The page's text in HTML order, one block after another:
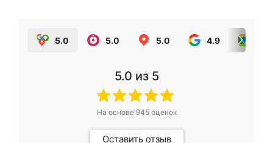
5.0 5.0 5.0 4.9
5.0 из 5
На основе 945оценок
Оставить отзыв